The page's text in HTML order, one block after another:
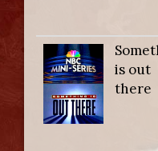
is out
there